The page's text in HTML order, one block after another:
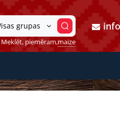
grupas
Meklēt, piemēram,maize